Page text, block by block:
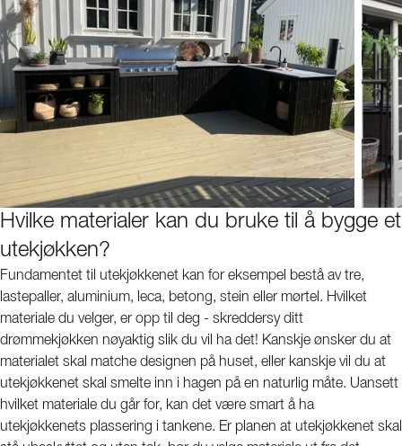
Hvilke materialer kan du bruke til å bygge et
utekjøkken?
Fundamentet til utekjøkkenet kan for eksempel bestå av tre,
lastepaller, aluminium, leca, betong, stein eller mørtel. Hvilket
materiale du velger, er opp til deg - skreddersy ditt
drømmekjøkken nøyaktig slik du vil ha det! Kanskje ønsker du at
materialet skal matche designen på huset, eller kanskje vil du at
utekjøkkenet skal smelte inn i hagen på en naturlig måte. Uansett
hvilket materiale du går for, kan det være smart å ha
utekjøkkenets plassering i tankene. Er planen at utekjøkkenet skal